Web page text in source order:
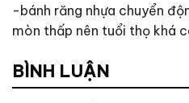
-bánh răng nhựa chuyển
mòn thấp nên tuổi thọ khá
BÌNH LUẬN